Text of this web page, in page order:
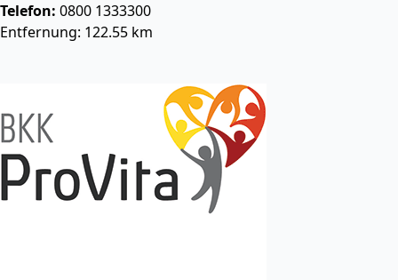
Telefon: 0800 1333300
Entfernung: 122.55 km